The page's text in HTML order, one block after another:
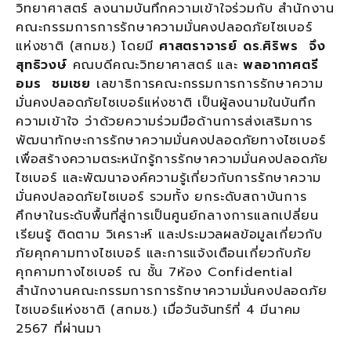
วิทยาศาสตร์ ลงนามบันทึกความเข้าใจร่วมกับ สำนักงาน
คณะกรรมการการรักษาความมั่นคงปลอดภัยไซเบอร์
แห่งชาติ (สกมช.) โดยมี ศาสตราจารย์ ดร.ศิริพร จึง
สุทธิวงษ์ คณบดีคณะวิทยาศาสตร์ และพลอากาศตรี
อมร ชมเชย เลขาธิการคณะกรรมการการรักษาความ
มั่นคงปลอดภัยไซเบอร์แห่งชาติ เป็นผู้ลงนามในบันทึก
ความเข้าใจ ว่าด้วยความร่วมมือด้านการส่งเสริมการ
พัฒนาทักษะการรักษาความมั่นคงปลอดภัยทางไซเบอร์
เพื่อสร้างความตระหนักรู้การรักษาความมั่นคงปลอดภัย
ไซเบอร์ และพัฒนาองค์ความรู้เกี่ยวกับการรักษาความ
มั่นคงปลอดภัยไซเบอร์ รวมทั้ง ยกระดับสถาบันการ
ศึกษาในระดับพื้นที่สู่การเป็นศูนย์กลางการแลกเปลี่ยน
เรียนรู้ ติดตาม วิเคราะห์ และประมวลผลข้อมูลเกี่ยวกับ
ภัยคุกคามทางไซเบอร์ และการแจ้งเตือนเกี่ยวกับภัย
คุกคามทางไซเบอร์ ณ ชั้น 7ห้อง Confidential
สำนักงานคณะกรรมการการรักษาความมั่นคงปลอดภัย
ไซเบอร์แห่งชาติ (สกมช.) เมื่อวันจันทร์ที่ 4 มีนาคม
2567 ที่ผ่านมา